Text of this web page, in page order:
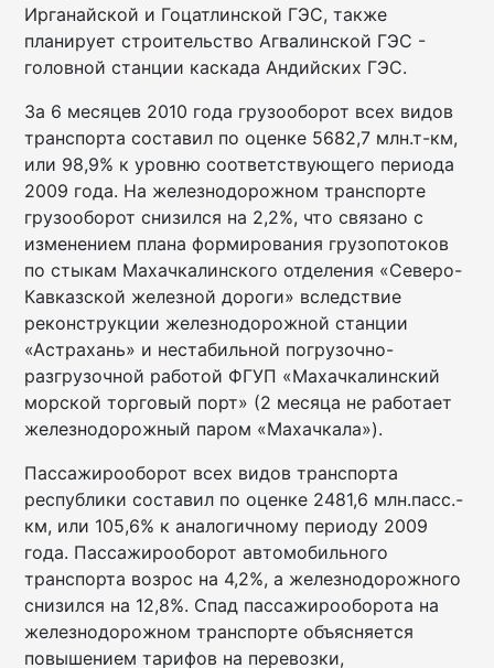
Ирганайской и Гоцатлинской ГЭС, также
планирует строительство Агвалинской ГЭС -
головной станции каскада Андийских ГЭС.
За 6 месяцев 2010 года грузооборот всех видов
транспорта составил по оценке 5682,7 млн.т-км,
или 98,9% к уровню соответствующего периода
2009 года. На железнодорожном транспорте
грузооборот снизился на 2,2%, что связано с
изменением плана формирования грузопотоков
по стыкам Махачкалинского отделения «Северо-
Кавказской железной дороги» вследствие
реконструкции железнодорожной станции
«Астрахань» и нестабильной погрузочно-
разгрузочной работой ФГУП «Махачкалинский
морской торговый порт» (2 месяца не работает
железнодорожный паром «Махачкала»).
Пассажирооборот всех видов транспорта
республики составил по оценке 2481,6 млн.пасс.-
км, или 105,6% к аналогичному периоду 2009
года. Пассажирооборот автомобильного
транспорта возрос на 4,2%, а железнодорожного
снизился на 12,8%. Спад пассажирооборота на
железнодорожном транспорте объясняется
повышением тарифов на перевозки,